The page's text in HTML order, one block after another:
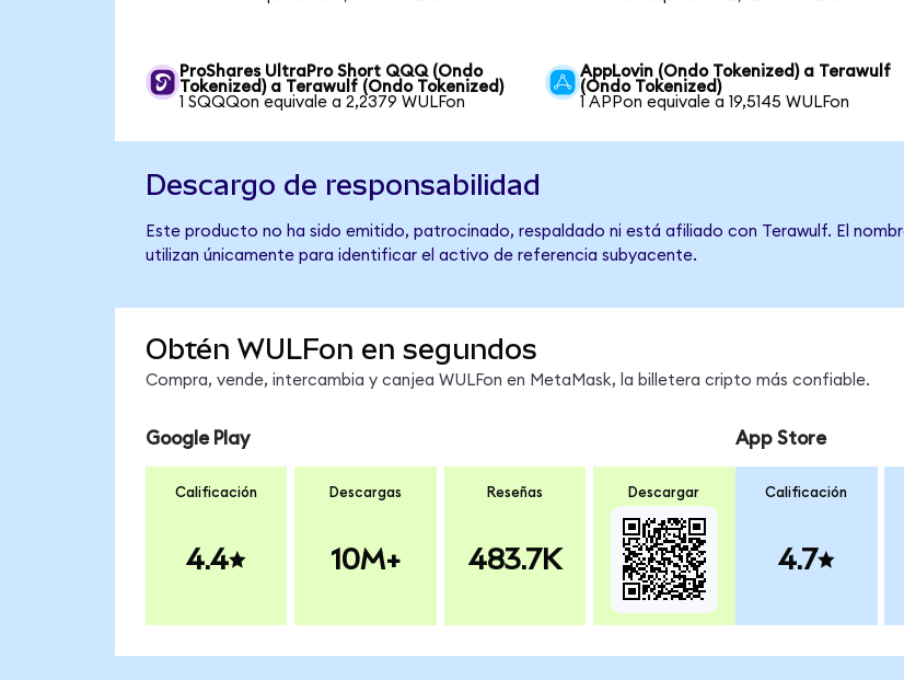
ProShares UltraPro Short QQQ (Ondo
Tokenized) a Terawulf (Ondo Tokenized)
1 SQQQon equivale a 2,2379 WULFon
AppLovin (Ondo Tokenized) a Terawulf
(Ondo Tokenized)
1 APPon equivale a 19,5145 WULFon
Descargo de responsabilidad
Este producto no ha sido emitido, patrocinado, respaldado ni está afiliado con Terawulf. El
utilizan únicamente para identificar el activo de referencia subyacente.
Obtén WULFon en segundos
Compra, vende, intercambia y canjea WULFon en MetaMask, la billetera cripto más confiable.
Google Play
Calificación
4.4
Descargas
10M+
Reseñas
483.7K
Descargar
App Store
Calificación
4.7